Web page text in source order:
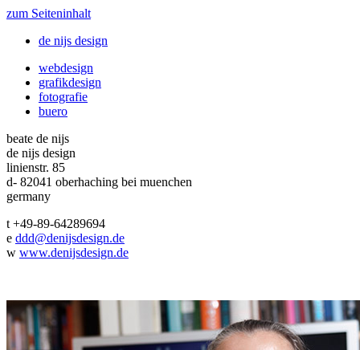
zum Seiteninhalt
de nijs design
webdesign
grafikdesign
fotografie
buero
beate de nijs
de nijs design
linienstr. 85
d- 82041 oberhaching bei muenchen
germany
t +49-89-64289694
e ddd@denijsdesign.de
w www.denijsdesign.de